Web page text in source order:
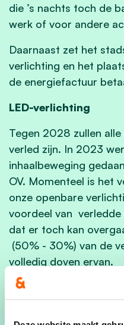
die ’s nachts toch de
werk of voor andere
Daarnaast zet het
verlichting en het
de energiefactuur
LED-verlichting
Tegen 2028 zullen
verled zijn. In 2023
inhaalbeweging
OV. Momenteel is het
onze openbare
voordeel van
dat er toch kan
(50% - 30%) van de
volledig doven ervan.
Op vandaag is het
alternatief voor het
maximaal 28% van de